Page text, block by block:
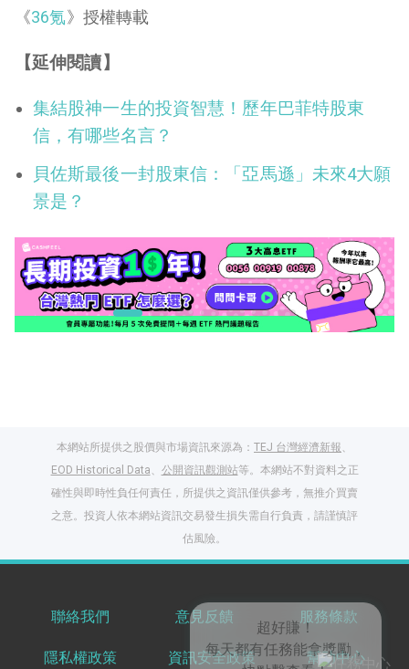
《36氪》授權轉載
【延伸閱讀】
集結股神一生的投資智慧！歷年巴菲特股東
信，有哪些名言？
貝佐斯最後一封股東信：「亞馬遜」未來4大願
景是？
本網站所提供之股價與市場資訊來源為： TEJ 台灣經濟新報、
EOD Historical Data、 公開資訊觀測站等。本網站不對資料之正
確性與即時性負任何責任，所提供之資訊僅供參考，無推介買賣
之意。投資人依本網站資訊交易發生損失需自行負責，請謹慎評
估風險。
聯絡我們 意見反饋 服務條款
隱私權政策 資訊安全政策 幫助中心
出國就缺這咖？股